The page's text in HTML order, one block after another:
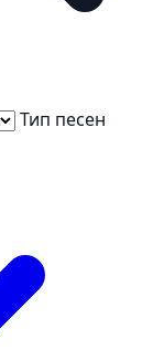
Тип песен